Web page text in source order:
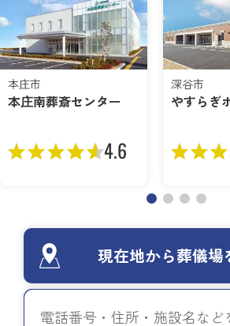
本庄市
本庄南葬斎センター
4.6
深谷市
やすらぎ
現在地から葬儀場